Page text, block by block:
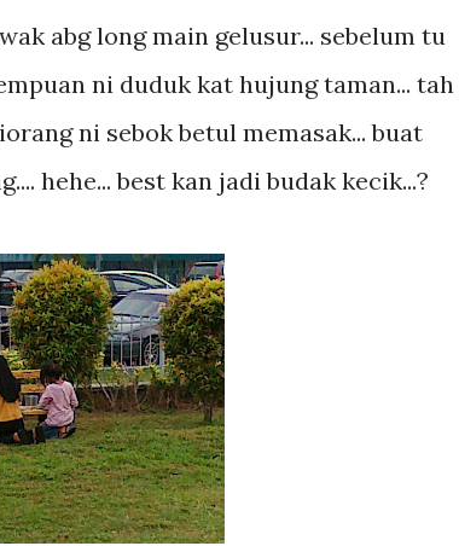
abg long main gelusur... sebelum tu
ni duduk kat hujung taman... tah
ni sebok betul memasak... buat
hehe... best kan jadi budak kecik...?